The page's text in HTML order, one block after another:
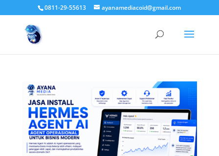
0811-29-55613 ayanamediacoid@gmail.com